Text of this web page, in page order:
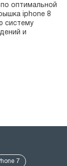
оптимальной
iphone 8
систему
и
7